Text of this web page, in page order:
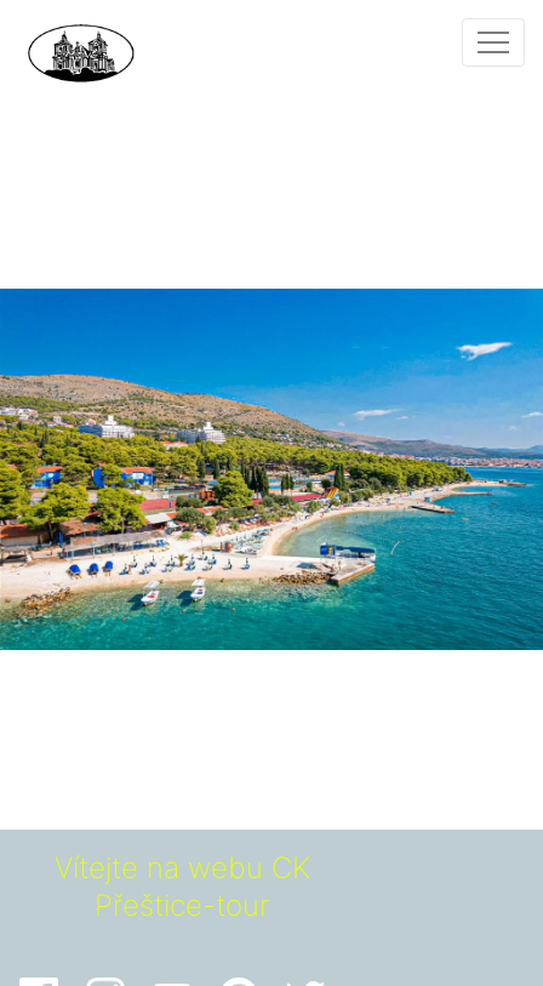
Vítejte na webu CK
Přeštice-tour